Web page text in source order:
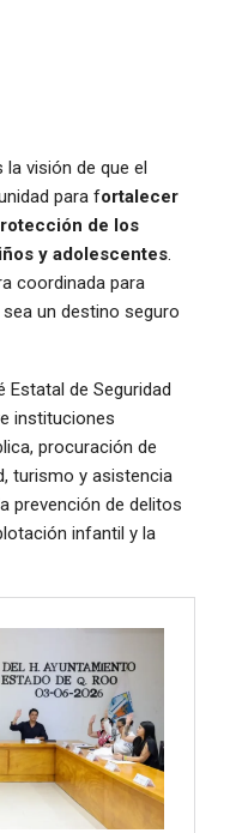
visión de que el
para fortalecer
de los
y adolescentes.
coordinada para
un destino seguro
Estatal de Seguridad
instituciones
procuración de
turismo y asistencia
prevención de delitos
infantil y la